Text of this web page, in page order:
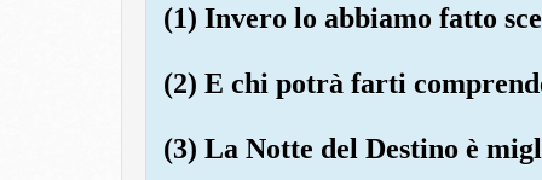
(1) Invero lo abbiamo fatto
(2) E chi potrà farti
(3) La Notte del Destino è